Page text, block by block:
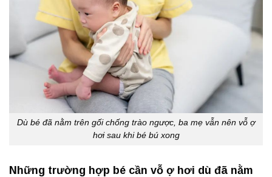
Dù bé đã nằm trên gối chống trào ngược, ba mẹ vẫn nên vỗ ợ
hơi sau khi bé bú xong
Những trường hợp bé cần vỗ ợ hơi dù đã nằm